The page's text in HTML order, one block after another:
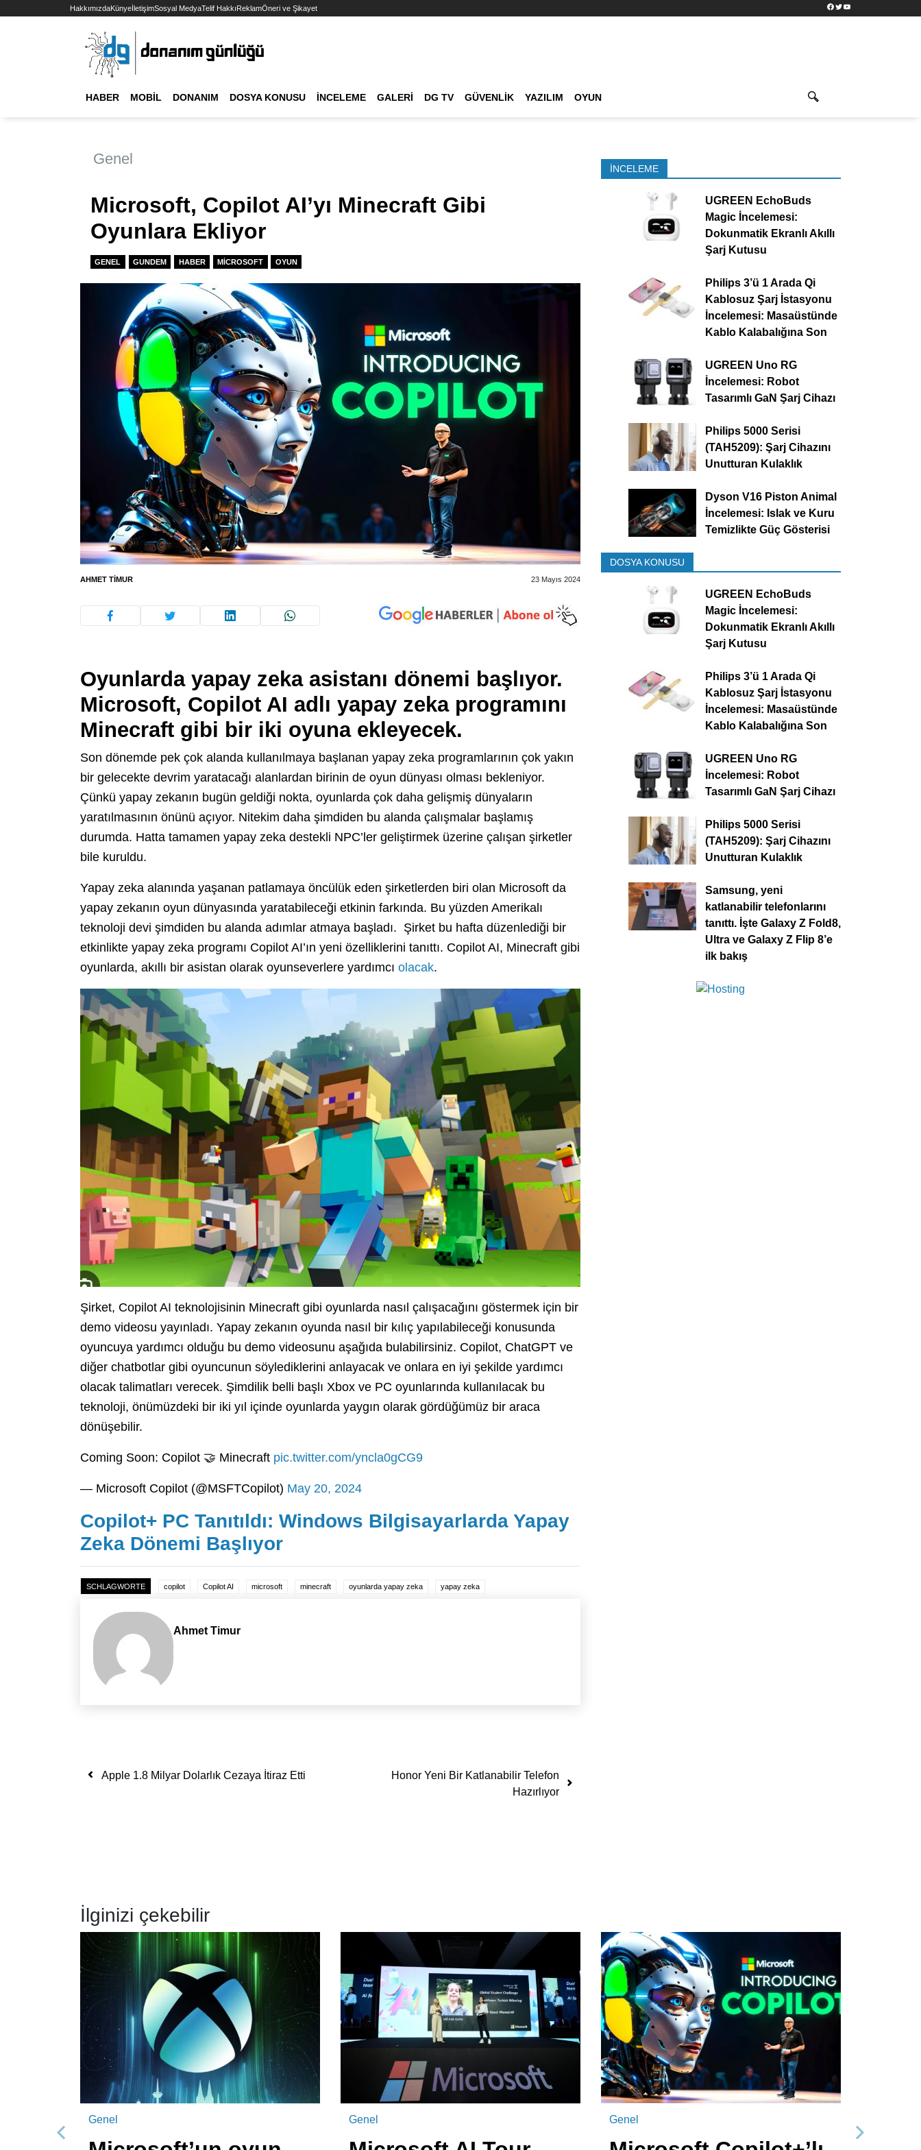
HakkımızdaKünyeİletişimSosyal MedyaTelif HakkıReklamÖneri ve Şikayet Facebook
TwitterYouTube
HABER MOBIL DONANIM DOSYA KONUSU İNCELEME GALERI DG TV GÜVENLIK YAZILIM OYUN
Genel
Microsoft, Copilot AI’yı Minecraft Gibi
Oyunlara Ekliyor
GENEL GUNDEM HABER MICROSOFT OYUN
AHMET TIMUR 23 Mayıs 2024
Oyunlarda yapay zeka asistanı dönemi başlıyor.
Microsoft, Copilot AI adlı yapay zeka programını
Minecraft gibi bir iki oyuna ekleyecek.
Son dönemde pek çok alanda kullanılmaya başlanan yapay zeka programlarının çok yakın
bir gelecekte devrim yaratacağı alanlardan birinin de oyun dünyası olması bekleniyor.
Çünkü yapay zekanın bugün geldiği nokta, oyunlarda çok daha gelişmiş dünyaların
yaratılmasının önünü açıyor. Nitekim daha şimdiden bu alanda çalışmalar başlamış
durumda. Hatta tamamen yapay zeka destekli NPC’ler geliştirmek üzerine çalışan şirketler
bile kuruldu.
Yapay zeka alanında yaşanan patlamaya öncülük eden şirketlerden biri olan Microsoft da
yapay zekanın oyun dünyasında yaratabileceği etkinin farkında. Bu yüzden Amerikalı
teknoloji devi şimdiden bu alanda adımlar atmaya başladı. Şirket bu hafta düzenlediği bir
etkinlikte yapay zeka programı Copilot AI’ın yeni özelliklerini tanıttı. Copilot AI, Minecraft gibi
oyunlarda, akıllı bir asistan olarak oyunseverlere yardımcı olacak.
Şirket, Copilot AI teknolojisinin Minecraft gibi oyunlarda nasıl çalışacağını göstermek için bir
demo videosu yayınladı. Yapay zekanın oyunda nasıl bir kılıç yapılabileceği konusunda
oyuncuya yardımcı olduğu bu demo videosunu aşağıda bulabilirsiniz. Copilot, ChatGPT ve
diğer chatbotlar gibi oyuncunun söylediklerini anlayacak ve onlara en iyi şekilde yardımcı
olacak talimatları verecek. Şimdilik belli başlı Xbox ve PC oyunlarında kullanılacak bu
teknoloji, önümüzdeki bir iki yıl içinde oyunlarda yaygın olarak gördüğümüz bir araca
dönüşebilir.
Coming Soon: Copilot 🤝 Minecraft pic.twitter.com/yncla0gCG9
— Microsoft Copilot (@MSFTCopilot) May 20, 2024
Copilot+ PC Tanıtıldı: Windows Bilgisayarlarda Yapay
Zeka Dönemi Başlıyor
SCHLAGWORTE copilot Copilot AI microsoft minecraft oyunlarda yapay zeka yapay zeka
Ahmet Timur
Yazı dolaşımı
Apple 1.8 Milyar Dolarlık Cezaya İtiraz Etti
Honor Yeni Bir Katlanabilir Telefon
Hazırlıyor
İNCELEME
UGREEN EchoBuds
Magic İncelemesi:
Dokunmatik Ekranlı Akıllı
Şarj Kutusu
Philips 3’ü 1 Arada Qi
Kablosuz Şarj İstasyonu
İncelemesi: Masaüstünde
Kablo Kalabalığına Son
UGREEN Uno RG
İncelemesi: Robot
Tasarımlı GaN Şarj Cihazı
Philips 5000 Serisi
(TAH5209): Şarj Cihazını
Unutturan Kulaklık
Dyson V16 Piston Animal
İncelemesi: Islak ve Kuru
Temizlikte Güç Gösterisi
DOSYA KONUSU
UGREEN EchoBuds
Magic İncelemesi:
Dokunmatik Ekranlı Akıllı
Şarj Kutusu
Philips 3’ü 1 Arada Qi
Kablosuz Şarj İstasyonu
İncelemesi: Masaüstünde
Kablo Kalabalığına Son
UGREEN Uno RG
İncelemesi: Robot
Tasarımlı GaN Şarj Cihazı
Philips 5000 Serisi
(TAH5209): Şarj Cihazını
Unutturan Kulaklık
Samsung, yeni
katlanabilir telefonlarını
tanıttı. İşte Galaxy Z Fold8,
Ultra ve Galaxy Z Flip 8’e
ilk bakış
İlginizi çekebilir
Genel Genel Genel
Önceki Sonraki